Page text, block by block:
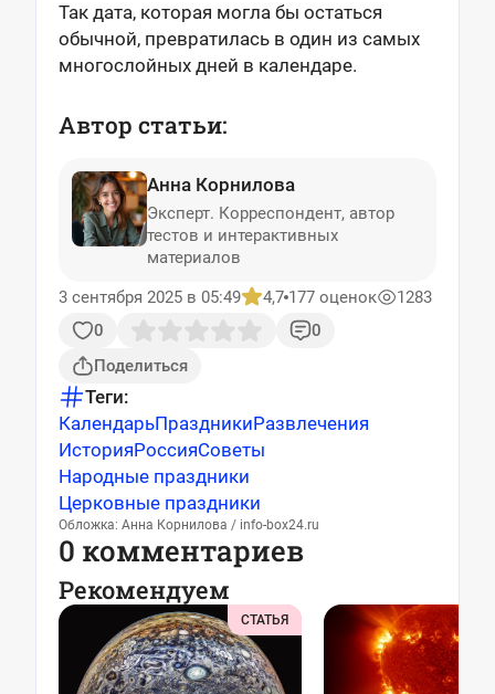
Так дата, которая могла бы остаться
обычной, превратилась в один из самых
многослойных дней в календаре.
Автор статьи:
Анна Корнилова
Эксперт. Корреспондент, автор
тестов и интерактивных
материалов
3 сентября 2025 в 05:49
4,7 177 оценок
1283
0
0
Поделиться
Теги:
КалендарьПраздникиРазвлечения
ИсторияРоссияСоветы
Народные праздники
Церковные праздники
Обложка: Анна Корнилова / info-box24.ru
0 комментариев
Рекомендуем
СТАТЬЯ